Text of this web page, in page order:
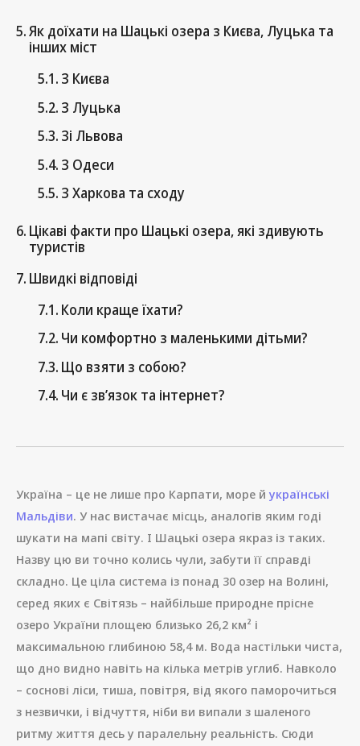
Як доїхати на Шацькі озера з Києва, Луцька та
інших міст
З Києва
З Луцька
Зі Львова
З Одеси
З Харкова та сходу
Цікаві факти про Шацькі озера, які здивують
туристів
Швидкі відповіді
Коли краще їхати?
Чи комфортно з маленькими дітьми?
Що взяти з собою?
Чи є зв’язок та інтернет?
Україна – це не лише про Карпати, море й українські
Мальдіви. У нас вистачає місць, аналогів яким годі
шукати на мапі світу. І Шацькі озера якраз із таких.
Назву цю ви точно колись чули, забути її справді
складно. Це ціла система із понад 30 озер на Волині,
серед яких є Світязь – найбільше природне прісне
озеро України площею близько 26,2 км² і
максимальною глибиною 58,4 м. Вода настільки чиста,
що дно видно навіть на кілька метрів углиб. Навколо
– соснові ліси, тиша, повітря, від якого паморочиться
з незвички, і відчуття, ніби ви випали з шаленого
ритму життя десь у паралельну реальність. Сюди